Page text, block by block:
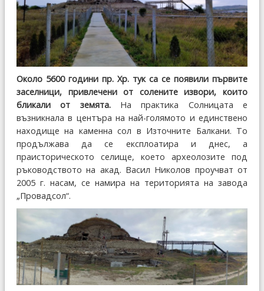
Около 5600 години пр. Хр. тук са се появили първите
заселници, привлечени от солените извори, които
бликали от земята.На практика Солницата е
възникнала в центъра на най-голямото и единствено
находище на каменна сол в Източните Балкани. То
продължава да се експлоатира и днес, а
праисторическото селище, което археолозите под
ръководството на акад. Васил Николов проучват от
2005 г. насам, се намира на територията на завода
„Провадсол“.